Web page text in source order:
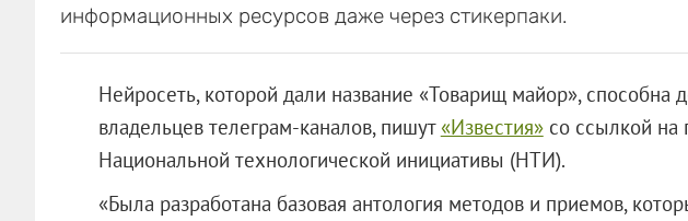
информационных ресурсов даже через стикерпаки.
Нейросеть, которой дали название «Товарищ майор», способна
владельцев телеграм-каналов, пишут«Известия»со ссылкой на
Национальной технологической инициативы (НТИ).
«Была разработана базовая антология методов и приемов,